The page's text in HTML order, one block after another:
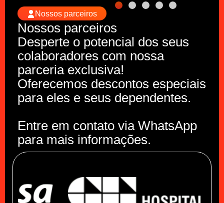
Nossos parceiros
Nossos parceiros
Desperte o potencial dos seus
colaboradores com nossa
parceria exclusiva!
Oferecemos descontos especiais
para eles e seus dependentes.
Entre em contato via WhatsApp
para mais informações.